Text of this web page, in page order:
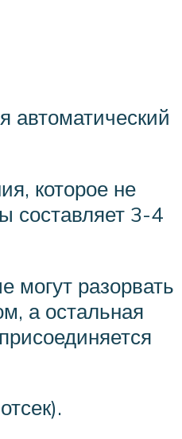
автоматический
которое не
составляет 3-4
могут разорвать
а остальная